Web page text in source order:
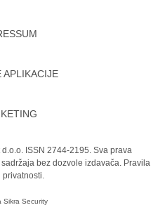
APLIKACIJE
ISSN 2744-2195. Sva prava
bez dozvole izdavača. Pravila
Sikra Security